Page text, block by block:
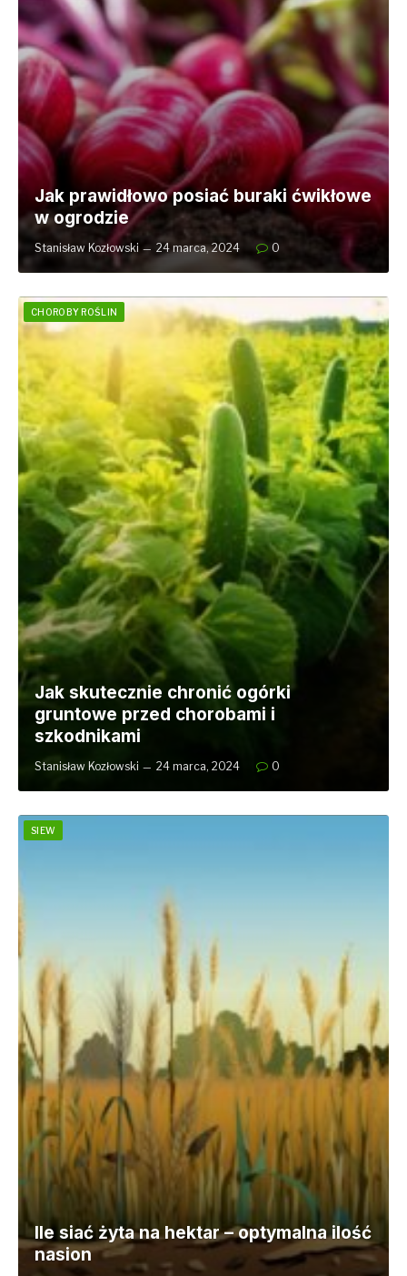
Jak prawidłowo posiać buraki ćwikłowe
w ogrodzie
Stanisław Kozłowski 24 marca, 2024 0
CHOROBY ROŚLIN
Jak skutecznie chronić ogórki
gruntowe przed chorobami i
szkodnikami
Stanisław Kozłowski 24 marca, 2024 0
SIEW
Ile siać żyta na hektar – optymalna ilość
nasion